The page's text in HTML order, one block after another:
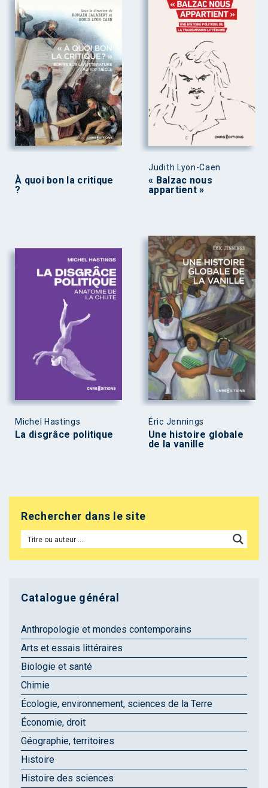
À quoi bon la critique
?
Judith Lyon-Caen
« Balzac nous
appartient »
Michel Hastings
La disgrâce politique
Éric Jennings
Une histoire globale
de la vanille
Rechercher dans le site
Catalogue général
Anthropologie et mondes contemporains
Arts et essais littéraires
Biologie et santé
Chimie
Écologie, environnement, sciences de la Terre
Économie, droit
Géographie, territoires
Histoire
Histoire des sciences